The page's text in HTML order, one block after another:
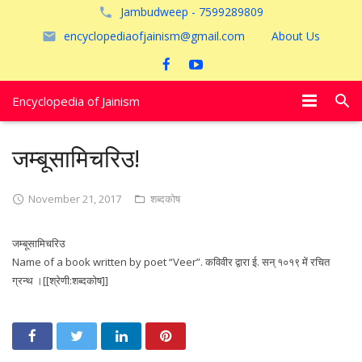
Jambudweep - 7599289809
encyclopediaofjainism@gmail.com
About Us
Encyclopedia of Jainism
अयोध्या
जम्बूसामिचरिउ!
November 21, 2017 शब्दकोष
जम्बूसामिचरिउ
Name of a book written by poet “Veer”. कविवीर द्वारा ई. सन् १०१९ में रचित
ग्रन्थ ।[[श्रेणी:शब्दकोष]]